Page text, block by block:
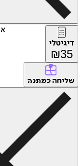
דיגיטלי
₪35
שליחה כמתנה